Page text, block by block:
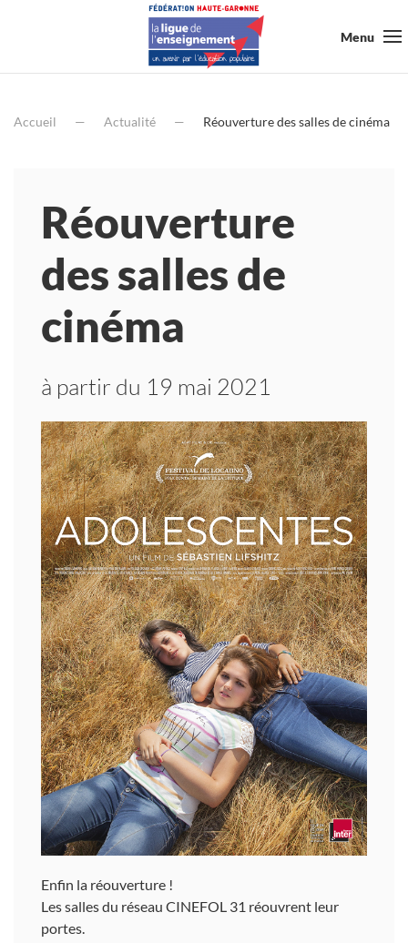
Menu
Accueil Actualité Réouverture des salles de cinéma
Réouverture
des salles de
cinéma
à partir du 19 mai 2021
Enfin la réouverture !
Les salles du réseau CINEFOL 31 réouvrent leur
portes.